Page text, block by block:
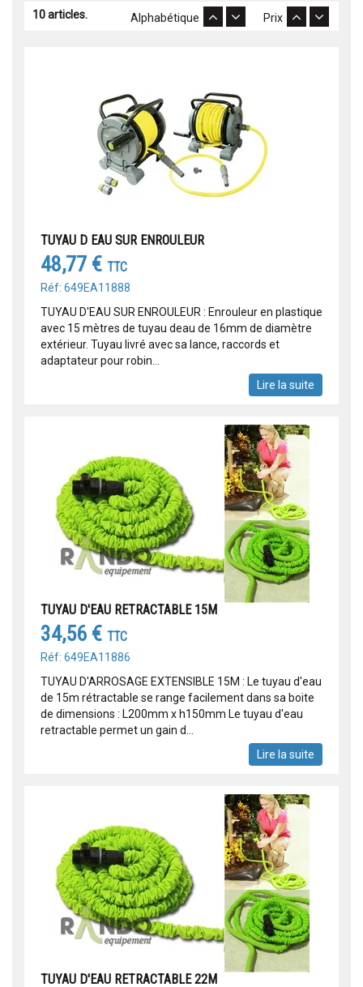
10 articles. Prix
Alphabétique
TUYAU D EAU SUR ENROULEUR
48,77 € TTC
Réf: 649EA11888
TUYAU D'EAU SUR ENROULEUR : Enrouleur en plastique
avec 15 mètres de tuyau deau de 16mm de diamètre
extérieur. Tuyau livré avec sa lance, raccords et
adaptateur pour robin...
Lire la suite
TUYAU D'EAU RETRACTABLE 15M
34,56 € TTC
Réf: 649EA11886
TUYAU D'ARROSAGE EXTENSIBLE 15M : Le tuyau d'eau
de 15m rétractable se range facilement dans sa boite
de dimensions : L200mm x h150mm Le tuyau d'eau
retractable permet un gain d...
Lire la suite
TUYAU D'EAU RETRACTABLE 22M